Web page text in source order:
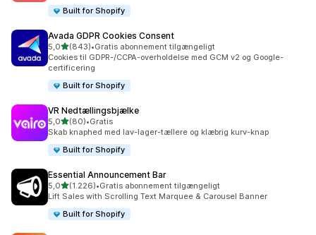
Built for Shopify
Avada GDPR Cookies Consent
5,0ud af 5 stjerner
(843)
843 anmeldelser i alt
•Gratis abonnement tilgængeligt
Cookies til GDPR-/CCPA-overholdelse med GCM v2 og Google-
certificering
Built for Shopify
VR Nedtællingsbjælke
5,0ud af 5 stjerner
(80)
80 anmeldelser i alt
•Gratis
Skab knaphed med lav-lager-tællere og klæbrig kurv-knap
Built for Shopify
Essential Announcement Bar
5,0ud af 5 stjerner
(1.226)
1226 anmeldelser i alt
•Gratis abonnement tilgængeligt
Lift Sales with Scrolling Text Marquee & Carousel Banner
Built for Shopify